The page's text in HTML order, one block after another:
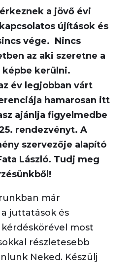
a jövő évi
újításokés
vége. Nincs
az aki szeretne a
képbe kerülni.
év legjobban várt
hamarosan itt
ajánlja figyelmedbe
rendezvényt. A
szervezője alapító
László. Tudj meg
már
juttatások és
most
részletesebb
Neked. Készülj